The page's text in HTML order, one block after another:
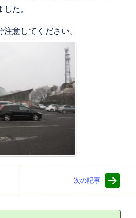
た。
意してください。
次の記事